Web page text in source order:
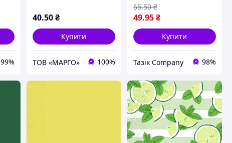
99%
40.50 ₴
Купити
ТОВ «МАРГО» 100%
49.95₴
55.50 ₴
Купити
Тазік Company 98%